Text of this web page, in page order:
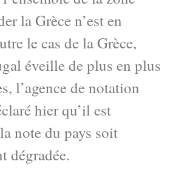
la Grèce n’est en
le cas de la Grèce,
éveille de plus en plus
l’agence de notation
hier qu’il est
note du pays soit
dégradée.